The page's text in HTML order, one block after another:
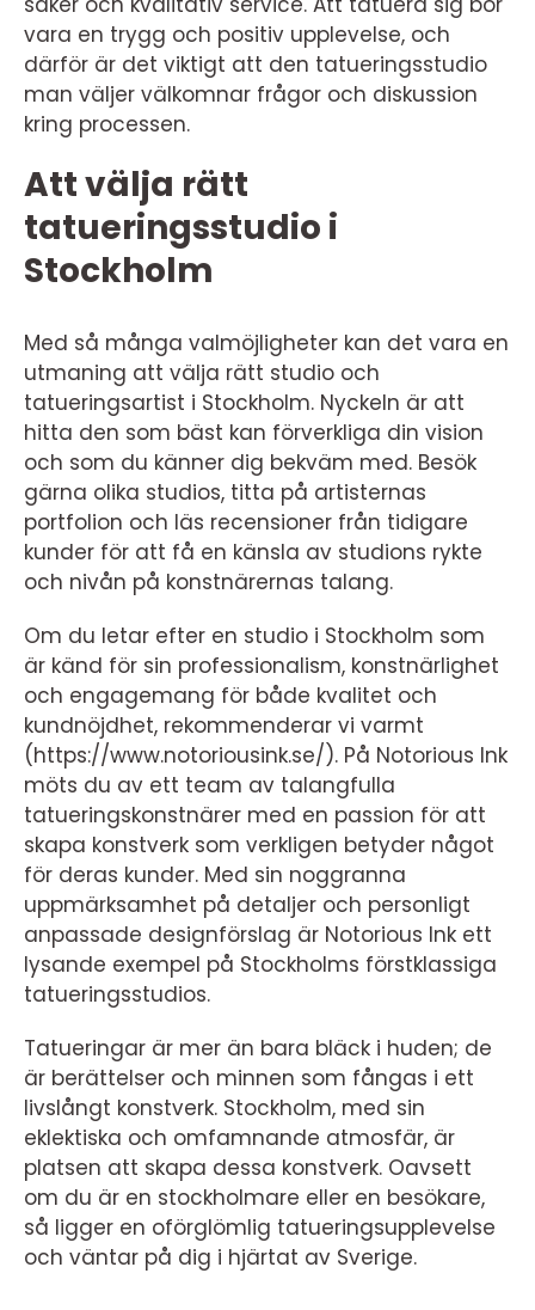
vara en trygg och positiv upplevelse, och
därför är det viktigt att den tatueringsstudio
man väljer välkomnar frågor och diskussion
kring processen.
Att välja rätt
tatueringsstudio i
Stockholm
Med så många valmöjligheter kan det vara en
utmaning att välja rätt studio och
tatueringsartist i Stockholm. Nyckeln är att
hitta den som bäst kan förverkliga din vision
och som du känner dig bekväm med. Besök
gärna olika studios, titta på artisternas
portfolion och läs recensioner från tidigare
kunder för att få en känsla av studions rykte
och nivån på konstnärernas talang.
Om du letar efter en studio i Stockholm som
är känd för sin professionalism, konstnärlighet
och engagemang för både kvalitet och
kundnöjdhet, rekommenderar vi varmt
(https://www.notoriousink.se/). På Notorious Ink
möts du av ett team av talangfulla
tatueringskonstnärer med en passion för att
skapa konstverk som verkligen betyder något
för deras kunder. Med sin noggranna
uppmärksamhet på detaljer och personligt
anpassade designförslag är Notorious Ink ett
lysande exempel på Stockholms förstklassiga
tatueringsstudios.
Tatueringar är mer än bara bläck i huden; de
är berättelser och minnen som fångas i ett
livslångt konstverk. Stockholm, med sin
eklektiska och omfamnande atmosfär, är
platsen att skapa dessa konstverk. Oavsett
om du är en stockholmare eller en besökare,
så ligger en oförglömlig tatueringsupplevelse
och väntar på dig i hjärtat av Sverige.